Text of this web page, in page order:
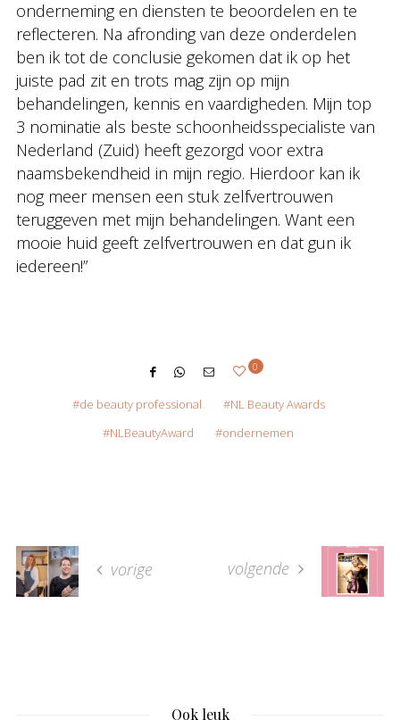
onderneming en diensten te beoordelen en te
reflecteren. Na afronding van deze onderdelen
ben ik tot de conclusie gekomen dat ik op het
juiste pad zit en trots mag zijn op mijn
behandelingen, kennis en vaardigheden. Mijn top
3 nominatie als beste schoonheidsspecialiste van
Nederland (Zuid) heeft gezorgd voor extra
naamsbekendheid in mijn regio. Hierdoor kan ik
nog meer mensen een stuk zelfvertrouwen
teruggeven met mijn behandelingen. Want een
mooie huid geeft zelfvertrouwen en dat gun ik
iedereen!”
0
de beauty professional
NL Beauty Awards
NLBeautyAward
ondernemen
vorige volgende
Ook leuk